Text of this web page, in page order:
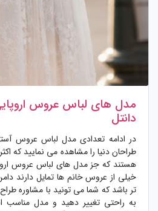
مدل های لباس عروس
دانتل
در ادامه تعدادی مدل لباس عروس
طراحان دنیا را مشاهده می نمایید که
هستند که جز مدل های لباس عروس
خیلی از عروس خانم ها تمایل دارند
تر باشد که شما می تونید با مشاوره
به راحتی تغییر دهید و مدل مناسب